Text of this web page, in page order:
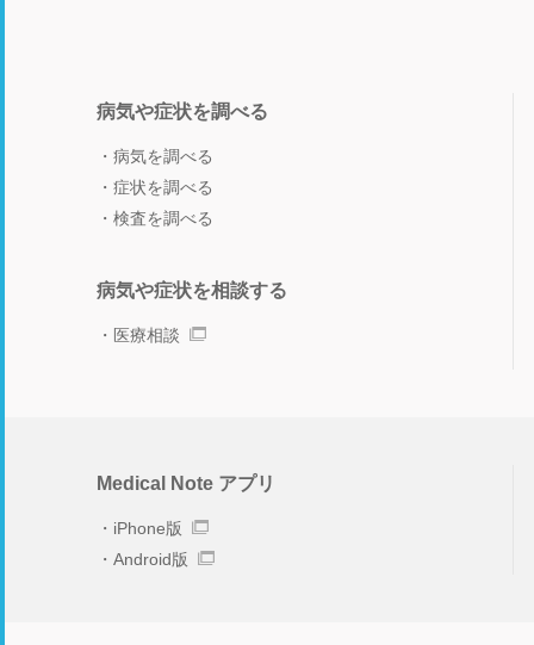
病気や症状を調べる
病気を調べる
症状を調べる
検査を調べる
病気や症状を相談する
医療相談
Medical Note アプリ
iPhone版
Android版